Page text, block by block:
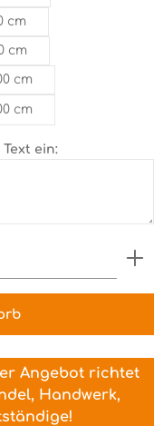
cm
cm
cm
cm
ein:
Wert
Angebot richtet
Handwerk,